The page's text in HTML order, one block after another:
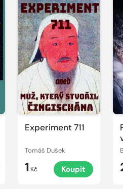
Experiment 711
Tomáš Dušek
1 Kč Koupit